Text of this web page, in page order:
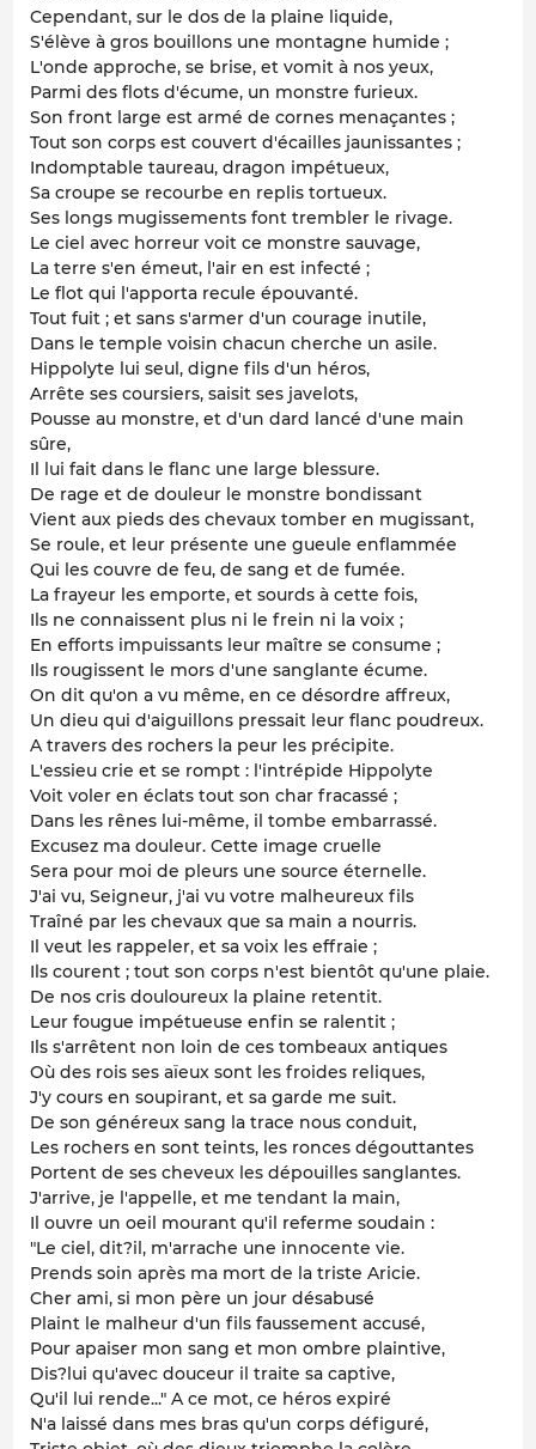
Cependant, sur le dos de la plaine liquide,
S'élève à gros bouillons une montagne humide ;
L'onde approche, se brise, et vomit à nos yeux,
Parmi des flots d'écume, un monstre furieux.
Son front large est armé de cornes menaçantes ;
Tout son corps est couvert d'écailles jaunissantes ;
Indomptable taureau, dragon impétueux,
Sa croupe se recourbe en replis tortueux.
Ses longs mugissements font trembler le rivage.
Le ciel avec horreur voit ce monstre sauvage,
La terre s'en émeut, l'air en est infecté ;
Le flot qui l'apporta recule épouvanté.
Tout fuit ; et sans s'armer d'un courage inutile,
Dans le temple voisin chacun cherche un asile.
Hippolyte lui seul, digne fils d'un héros,
Arrête ses coursiers, saisit ses javelots,
Pousse au monstre, et d'un dard lancé d'une main
sûre,
Il lui fait dans le flanc une large blessure.
De rage et de douleur le monstre bondissant
Vient aux pieds des chevaux tomber en mugissant,
Se roule, et leur présente une gueule enflammée
Qui les couvre de feu, de sang et de fumée.
La frayeur les emporte, et sourds à cette fois,
Ils ne connaissent plus ni le frein ni la voix ;
En efforts impuissants leur maître se consume ;
Ils rougissent le mors d'une sanglante écume.
On dit qu'on a vu même, en ce désordre affreux,
Un dieu qui d'aiguillons pressait leur flanc poudreux.
A travers des rochers la peur les précipite.
L'essieu crie et se rompt : l'intrépide Hippolyte
Voit voler en éclats tout son char fracassé ;
Dans les rênes lui-même, il tombe embarrassé.
Excusez ma douleur. Cette image cruelle
Sera pour moi de pleurs une source éternelle.
J'ai vu, Seigneur, j'ai vu votre malheureux fils
Traîné par les chevaux que sa main a nourris.
Il veut les rappeler, et sa voix les effraie ;
Ils courent ; tout son corps n'est bientôt qu'une plaie.
De nos cris douloureux la plaine retentit.
Leur fougue impétueuse enfin se ralentit ;
Ils s'arrêtent non loin de ces tombeaux antiques
Où des rois ses aïeux sont les froides reliques,
J'y cours en soupirant, et sa garde me suit.
De son généreux sang la trace nous conduit,
Les rochers en sont teints, les ronces dégouttantes
Portent de ses cheveux les dépouilles sanglantes.
J'arrive, je l'appelle, et me tendant la main,
Il ouvre un oeil mourant qu'il referme soudain :
"Le ciel, dit?il, m'arrache une innocente vie.
Prends soin après ma mort de la triste Aricie.
Cher ami, si mon père un jour désabusé
Plaint le malheur d'un fils faussement accusé,
Pour apaiser mon sang et mon ombre plaintive,
Dis?lui qu'avec douceur il traite sa captive,
Qu'il lui rende..." A ce mot, ce héros expiré
N'a laissé dans mes bras qu'un corps défiguré,